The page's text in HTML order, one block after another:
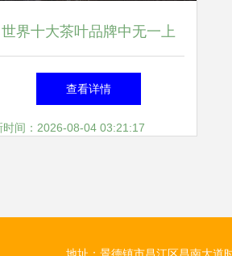
世界十大茶叶品牌中无一上
榜，中国茶叶品牌到底缺了
啥？
查看详情
时间：2026-08-04 03:21:17